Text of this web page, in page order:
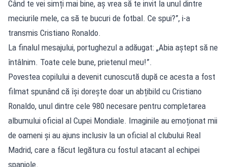
Când te vei simți mai bine, aș vrea să te invit la unul dintre
meciurile mele, ca să te bucuri de fotbal. Ce spui?”, i-a
transmis Cristiano Ronaldo.
La finalul mesajului, portughezul a adăugat: „Abia aștept să ne
întâlnim. Toate cele bune, prietenul meu!”.
Povestea copilului a devenit cunoscută după ce acesta a fost
filmat spunând că își dorește doar un abțibild cu Cristiano
Ronaldo, unul dintre cele 980 necesare pentru completarea
albumului oficial al Cupei Mondiale. Imaginile au emoționat mii
de oameni și au ajuns inclusiv la un oficial al clubului Real
Madrid, care a făcut legătura cu fostul atacant al echipei
spaniole.